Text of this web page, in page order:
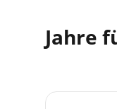
Jahre